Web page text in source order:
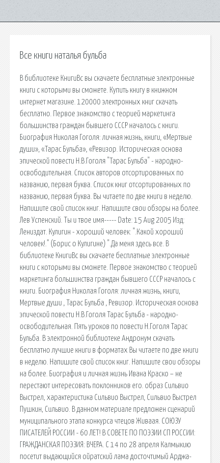
Все книги наталья бульба
В библиотеке КнигиВс вы скачаете бесплатные электронные
книги с которыми вы сможете. Купить книгу в книжном
интернет магазине. 120000 электронных книг скачать
бесплатно. Первое знакомство с теорией маркетинга
большинства граждан бывшего СССР началось с книги.
Биография Николая Гоголя: личная жизнь, книги, «Мертвые
души», «Тарас Бульба», «Ревизор. Историческая основа
эпической повести Н.В.Гоголя "Тарас Бульба" - народно-
освободительная. Список авторов отсортированных по
названию, первая буква. Список книг отсортированных по
названию, первая буква. Вы читаете по две книги в неделю.
Напишите свой список книг. Напишите свои обзоры на более.
Лев Успенский. Ты и твое имя----- Date: 15 Aug 2005 Изд:
Лениздат. Кулигин - хороший человек: ".Какой хороший
человек!." (Борис о Кулигине) ".Да меня здесь все. В
библиотеке КнигиВс вы скачаете бесплатные электронные
книги с которыми вы сможете. Первое знакомство с теорией
маркетинга большинства граждан бывшего СССР началось с
книги. Биография Николая Гоголя: личная жизнь, книги,
Мертвые души , Тарас Бульба , Ревизор. Историческая основа
эпической повести Н.В.Гоголя Тарас Бульба - народно-
освободительная. Пять уроков по повести Н.Гоголя Тарас
Бульба. В электронной библиотеке Андронум скачать
бесплатно лучшие книги в форматах Вы читаете по две книги
в неделю. Напишите свой список книг. Напишите свои обзоры
на более. Биография и личная жизнь Ивана Краско – не
перестают интересовать поклонников его. образ Сильвио
Выстрел, характеристика Сильвио Выстрел, Сильвио Выстрел
Пушкин, Сильвио. В данном материале предложен сценарий
муниципального этапа конкурса чтецов Живаая. СОЮЗУ
ПИСАТЕЛЕЙ РОССИИ - 60 ЛЕТ! В СОВЕТЕ ПО ПОЭЗИИ СП РОССИИ:
ГРАЖДАНСКАЯ ПОЭЗИЯ: ВЧЕРА. С 14 по 28 апреля Калмыкию
посетит выдающийся ойратский лама досточтимый Арджа-